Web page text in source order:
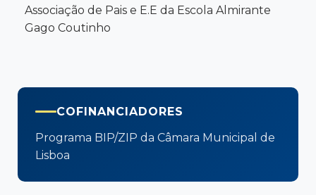
Associação de Pais e E.E da Escola Almirante
Gago Coutinho
COFINANCIADORES
Programa BIP/ZIP da Câmara Municipal de
Lisboa